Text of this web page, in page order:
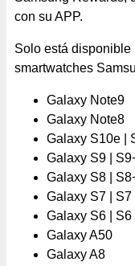
con su APP.
Solo está
smartwatches
Galaxy Note9
Galaxy Note8
Galaxy S10e |
Galaxy S9 |
Galaxy S8 |
Galaxy S7 | S7
Galaxy S6 |
Galaxy A50
Galaxy A8